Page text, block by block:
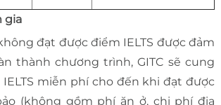
gia
đạt được điểm IELTS được đảm
thành chương trình, GITC sẽ cung
IELTS miễn phí cho đến khi đạt được
(không gồm phí ăn ở, chi phí địa